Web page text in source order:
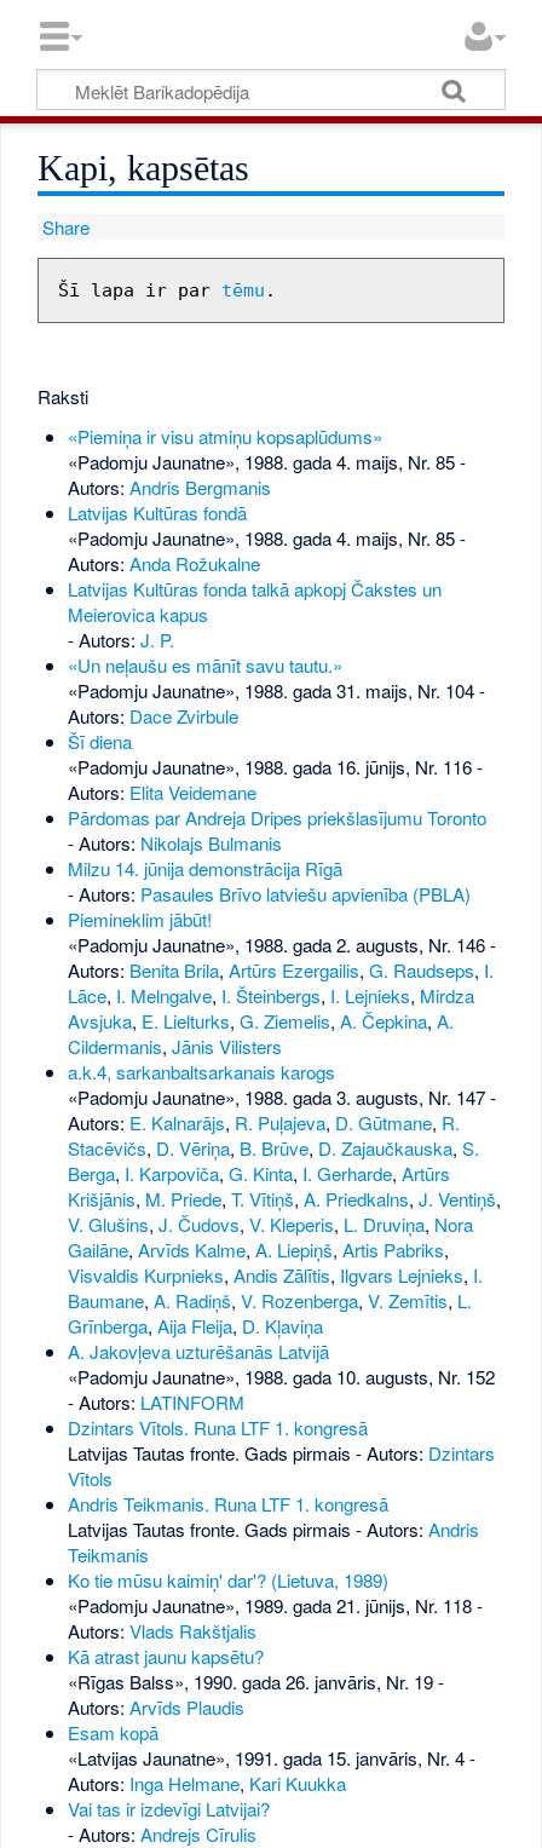
Kapi, kapsētas
Share
Šī lapa ir par tēmu
Raksti
«Piemiņa ir visu atmiņu kopsaplūdums»
«Padomju Jaunatne», 1988. gada 4. maijs, Nr. 85-
Autors: Andris Bergmanis
Latvijas Kultūras fondā
«Padomju Jaunatne», 1988. gada 4. maijs, Nr. 85-
Autors: Anda Rožukalne
Latvijas Kultūras fonda talkā apkopj Čakstes un
Meierovica kapus
- Autors: J. P.
«Un neļaušu es mānīt savu tautu.»
«Padomju Jaunatne», 1988. gada 31. maijs, Nr. 104-
Autors: Dace Zvirbule
Šī diena
«Padomju Jaunatne», 1988. gada 16. jūnijs, Nr. 116-
Autors: Elita Veidemane
Pārdomas par Andreja Dripes priekšlasījumu Toronto
- Autors: Nikolajs Bulmanis
Milzu 14. jūnija demonstrācija Rīgā
- Autors: Pasaules Brīvo latviešu apvienība (PBLA)
Piemineklim jābūt!
«Padomju Jaunatne», 1988. gada 2. augusts, Nr. 146-
Autors: Benita Brila, Artūrs Ezergailis, G. Raudseps, I.
Lāce, I. Melngalve, I. Šteinbergs, I. Lejnieks, Mirdza
Avsjuka, E. Lielturks, G. Ziemelis, A. Čepkina, A.
Cildermanis, Jānis Vilisters
a.k.4, sarkanbaltsarkanais karogs
«Padomju Jaunatne», 1988. gada 3. augusts, Nr. 147-
Autors: E. Kalnarājs, R. Puļajeva, D. Gūtmane, R.
Stacēvičs, D. Vēriņa, B. Brūve, D. Zajaučkauska, S.
Berga, I. Karpoviča, G. Kinta, I. Gerharde, Artūrs
Krišjānis, M. Priede, T. Vītiņš, A. Priedkalns, J. Ventiņš,
V. Glušins, J. Čudovs, V. Kleperis, L. Druviņa, Nora
Gailāne, Arvīds Kalme, A. Liepiņš, Artis Pabriks,
Visvaldis Kurpnieks, Andis Zālītis, Ilgvars Lejnieks, I.
Baumane, A. Radiņš, V. Rozenberga, V. Zemītis, L.
Grīnberga, Aija Fleija, D. Kļaviņa
A. Jakovļeva uzturēšanās Latvijā
«Padomju Jaunatne», 1988. gada 10. augusts, Nr. 152
- Autors: LATINFORM
Dzintars Vītols. Runa LTF 1. kongresā
Latvijas Tautas fronte. Gads pirmais - Autors: Dzintars
Vītols
Andris Teikmanis. Runa LTF 1. kongresā
Latvijas Tautas fronte. Gads pirmais - Autors: Andris
Teikmanis
Ko tie mūsu kaimiņ' dar'? (Lietuva, 1989)
«Padomju Jaunatne», 1989. gada 21. jūnijs, Nr. 118-
Autors: Vlads Rakštjalis
Kā atrast jaunu kapsētu?
«Rīgas Balss», 1990. gada 26. janvāris, Nr. 19-
Autors: Arvīds Plaudis
Esam kopā
«Latvijas Jaunatne», 1991. gada 15. janvāris, Nr. 4-
Autors: Inga Helmane, Kari Kuukka
Vai tas ir izdevīgi Latvijai?
- Autors: Andrejs Cīrulis